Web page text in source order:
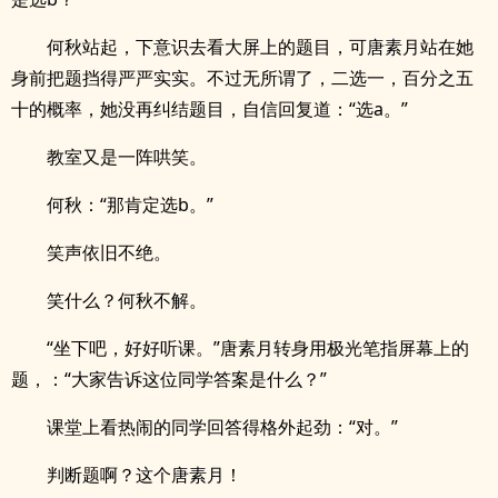
何秋站起，下意识去看大屏上的题目，可唐素月站在她
身前把题挡得严严实实。不过无所谓了，二选一，百分之五
十的概率，她没再纠结题目，自信回复道：“选a。”
教室又是一阵哄笑。
何秋：“那肯定选b。”
笑声依旧不绝。
笑什么？何秋不解。
“坐下吧，好好听课。”唐素月转身用极光笔指屏幕上的
题，：“大家告诉这位同学答案是什么？”
课堂上看热闹的同学回答得格外起劲：“对。”
判断题啊？这个唐素月！